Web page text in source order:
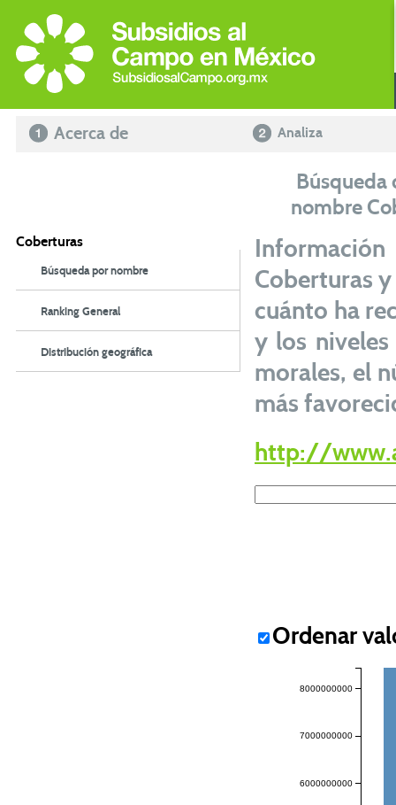
Acerca de Analiza
Búsqueda
nombre
Coberturas
Búsqueda por nombre
Ranking General
Distribución geográfica
Coberturas
cuánto ha
y los
morales, el
más
http://
Ordenar
6000000000
7000000000
8000000000